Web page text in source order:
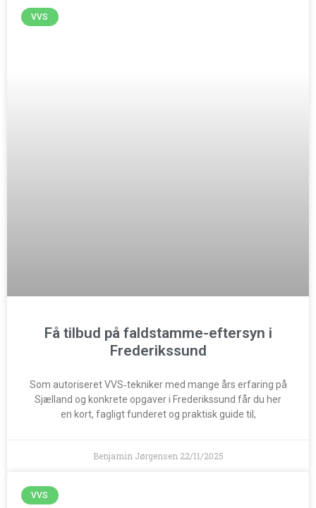
VVS
Få tilbud på faldstamme-eftersyn i
Frederikssund
Som autoriseret VVS‑tekniker med mange års erfaring på
Sjælland og konkrete opgaver i Frederikssund får du her
en kort, fagligt funderet og praktisk guide til,
Benjamin Jørgensen 22/11/2025
VVS